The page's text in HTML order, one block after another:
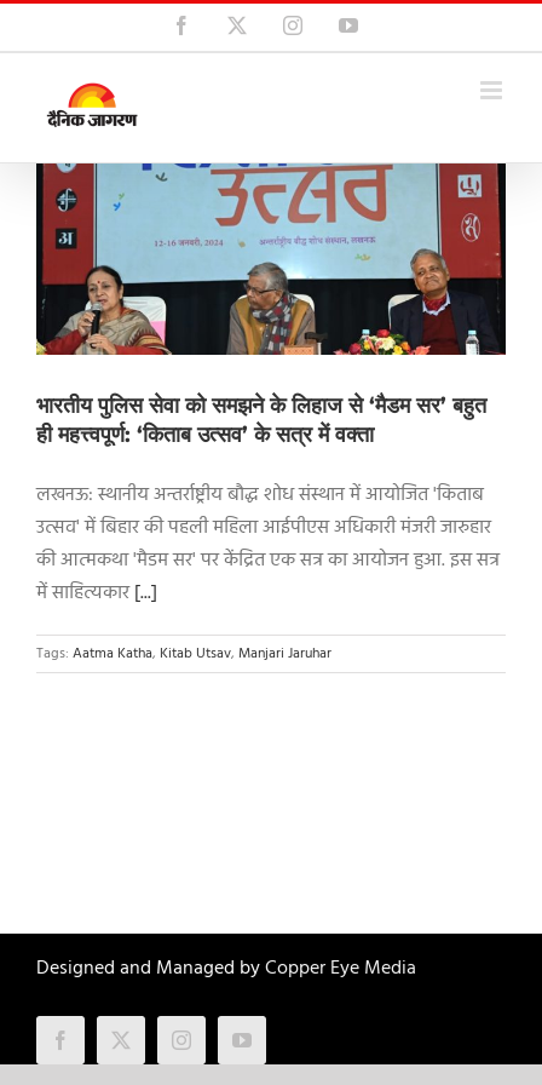
Skip
to
Facebook InstagramYouTube
भारतीय पुलिस सेवा को समझने के लिहाज से ‘मैडम सर’ बहुत
ही महत्त्वपूर्ण: ‘किताब उत्सव’ के सत्र में वक्ता
लखनऊ: स्थानीय अन्तर्राष्ट्रीय बौद्ध शोध संस्थान में आयोजित 'किताब
उत्सव' में बिहार की पहली महिला आईपीएस अधिकारी मंजरी जारुहार
की आत्मकथा 'मैडम सर' पर केंद्रित एक सत्र का आयोजन हुआ. इस सत्र
में साहित्यकार[...]
Tags: Aatma Katha, Kitab Utsav, Manjari Jaruhar
Designed and Managed byCopper Eye Media